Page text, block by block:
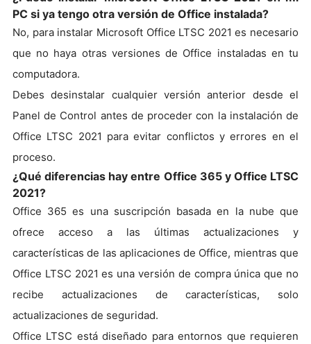
PC si ya tengo otra versión de Office instalada?
No, para instalar Microsoft Office LTSC 2021 es necesario
que no haya otras versiones de Office instaladas en tu
computadora.
Debes desinstalar cualquier versión anterior desde el
Panel de Control antes de proceder con la instalación de
Office LTSC 2021 para evitar conflictos y errores en el
proceso.
¿Qué diferencias hay entre Office 365 y Office LTSC
2021?
Office 365 es una suscripción basada en la nube que
ofrece acceso a las últimas actualizaciones y
características de las aplicaciones de Office, mientras que
Office LTSC 2021 es una versión de compra única que no
recibe actualizaciones de características, solo
actualizaciones de seguridad.
Office LTSC está diseñado para entornos que requieren